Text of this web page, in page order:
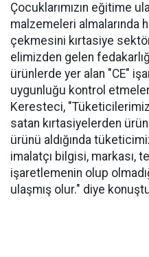
Çocuklarımızın eğitime
malzemeleri almalarında
çekmesini kırtasiye
elimizden gelen
ürünlerde yer alan "CE"
uygunluğu kontrol
Keresteci,
satan kırtasiyelerden
ürünü aldığında
imalatçı bilgisi, markası,
işaretlemenin olup
ulaşmış olur." diye